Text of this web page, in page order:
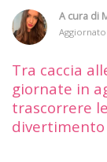
A cura di
Tra caccia
giornate in
trascorrere
divertimento